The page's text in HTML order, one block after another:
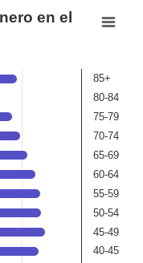
País Vasco
sexo/género en
and
población.
en el
40-45
45-49
50-54
55-59
60-64
65-69
70-74
75-79
80-84
85+